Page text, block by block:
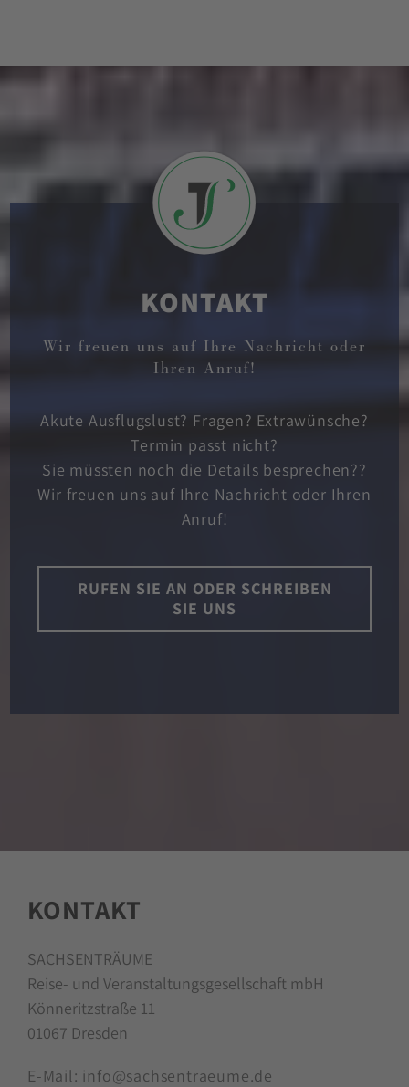
KONTAKT
Wir freuen uns auf Ihre Nachricht oder
Ihren Anruf!
Akute Ausflugslust? Fragen? Extrawünsche?
Termin passt nicht?
Sie müssten noch die Details besprechen??
Wir freuen uns auf Ihre Nachricht oder Ihren
Anruf!
RUFEN SIE AN ODER SCHREIBEN
SIE UNS
KONTAKT
SACHSENTRÄUME
Reise- und Veranstaltungsgesellschaft mbH
Könneritzstraße 11
01067 Dresden
E-Mail: info@sachsentraeume.de